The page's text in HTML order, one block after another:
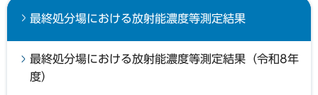
最終処分場における放射能濃度等測定結果
最終処分場における放射能濃度等測定結果（令和8年
度）